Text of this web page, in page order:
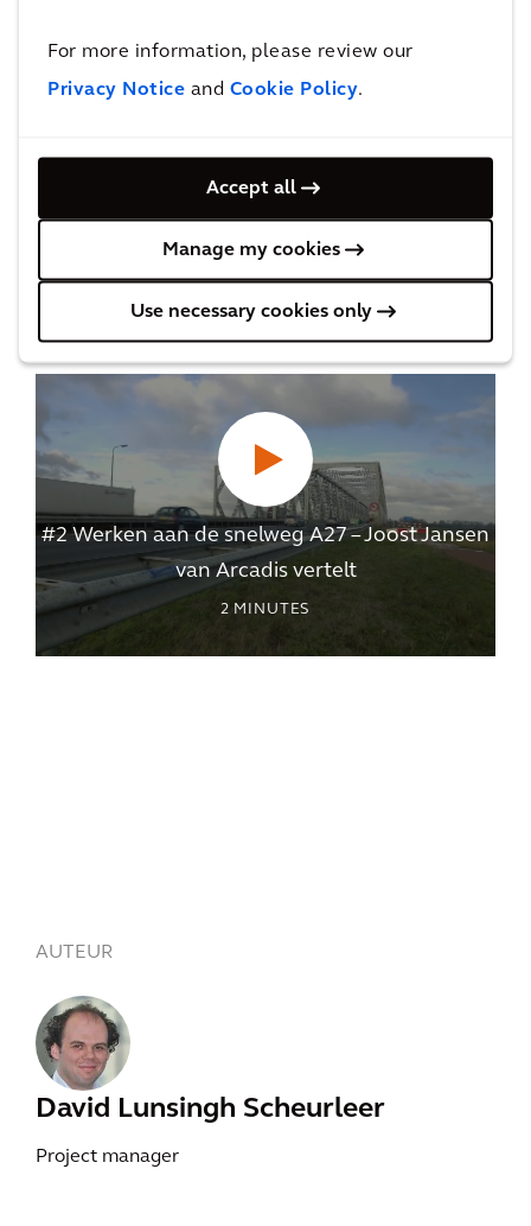
For more information, please review our
Privacy Notice and Cookie Policy.
Accept all
Manage my cookies
Use necessary cookies only
#1 Werken aan de snelweg A27 – Frits Creemer
van Arcadis vertelt
#2 Werken aan de snelweg A27 – Joost Jansen
van Arcadis vertelt
2 MINUTES
AUTEUR
David Lunsingh Scheurleer
Project manager